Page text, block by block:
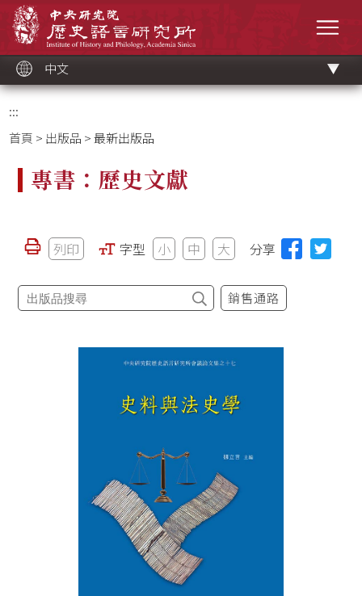
中文
:::
首頁 > 出版品 > 最新出版品
專書：歷史文獻
列印 字型 小 中 大 分享
銷售通路